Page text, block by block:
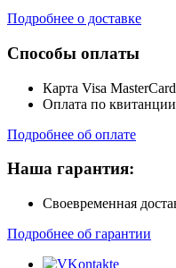
Подробнее о доставке
Способы оплаты
Карта Visa MasterCard
Оплата по
Подробнее об оплате
Наша гарантия:
Своевременная
Подробнее об гарантии